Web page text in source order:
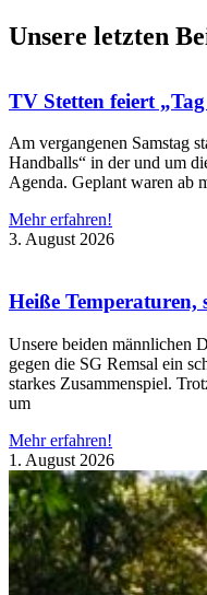
Unsere letzten
TV Stetten feiert
Am vergangenen Samstag
Handballs“ in der und um
Agenda. Geplant waren ab
Mehr erfahren!
3. August 2026
Heiße Temperaturen,
Unsere beiden männlichen
gegen die SG Remsal ein
starkes Zusammenspiel.
um
Mehr erfahren!
1. August 2026